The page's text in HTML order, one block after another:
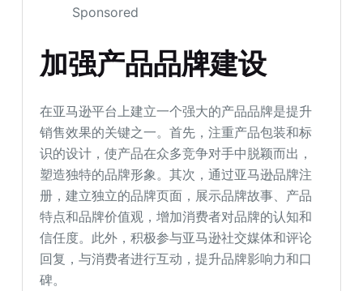
Sponsored
加强产品品牌建设
在亚马逊平台上建立一个强大的产品品牌是提升
销售效果的关键之一。首先，注重产品包装和标
识的设计，使产品在众多竞争对手中脱颖而出，
塑造独特的品牌形象。其次，通过亚马逊品牌注
册，建立独立的品牌页面，展示品牌故事、产品
特点和品牌价值观，增加消费者对品牌的认知和
信任度。此外，积极参与亚马逊社交媒体和评论
回复，与消费者进行互动，提升品牌影响力和口
碑。